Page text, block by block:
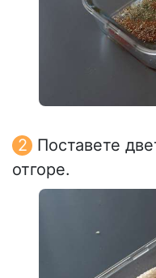
Поставете
отгоре.